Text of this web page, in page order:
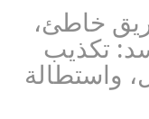
خاطئ،
تكذيب
واستطالة